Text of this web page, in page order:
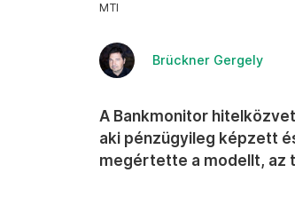
MTI
Brückner Gergely
A Bankmonitor
aki pénzügyileg képzett
megértette a modellt, az